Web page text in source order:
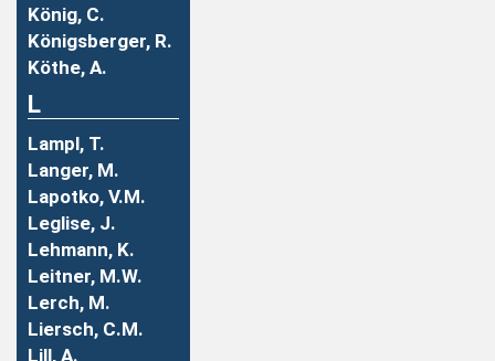
König, C.
Königsberger, R.
Köthe, A.
L
Lampl, T.
Langer, M.
Lapotko, V.M.
Leglise, J.
Lehmann, K.
Leitner, M.W.
Lerch, M.
Liersch, C.M.
Lill, A.